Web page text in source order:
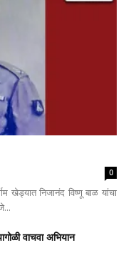
0
खेड्यात निजानंद विष्णू बाळ यांचा
वाचवा अभियान